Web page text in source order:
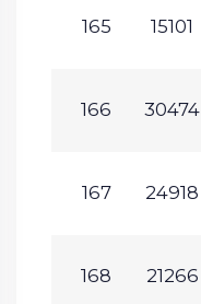
165 15101
166 30474
167 24918
168 21266